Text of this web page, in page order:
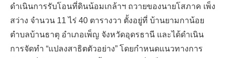
ดำเนินการรับโอนที่ดินน้อมเกล้าฯ ถวายของนายโสภาค เพ็ง
สว่าง จำนวน 11 ไร่ 40 ตารางวา ตั้งอยู่ที่ บ้านยามกาน้อย
ตำบลบ้านธาตุ อำเภอเพ็ญ จังหวัดอุดรธานี และได้ดำเนิน
การจัดทำ “แปลงสาธิตตัวอย่าง” โดยกำหนดแนวทางการ